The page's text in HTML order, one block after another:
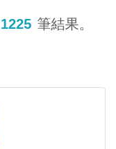
1225 筆結果。